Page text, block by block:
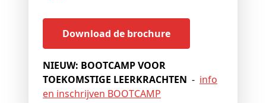
Download de brochure
NIEUW: BOOTCAMP VOOR
TOEKOMSTIGE LEERKRACHTEN - info
en inschrijven BOOTCAMP